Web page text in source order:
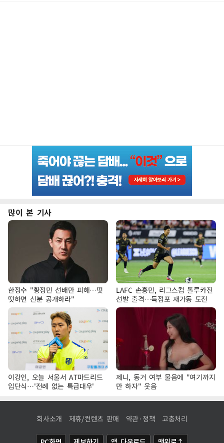
많이 본 기사
한정수 "황정민 선배만 피해…떳
떳하면 신분 공개하라"
LAFC 손흥민, 리그스컵 톨루카전
선발 출격…득점포 재가동 도전
이강인, 오늘 서울서 AT마드리드
입단식…'전례 없는 특급대우'
제니, 동거 여부 물음에 "여기까지
만 하자" 웃음
회사소개 제휴/컨텐츠 판매 약관·정책 고충처리